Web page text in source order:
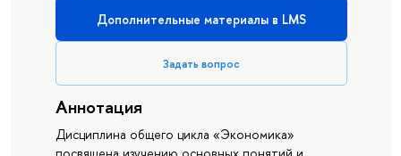
Дополнительные материалы в LMS
Задать вопрос
Аннотация
Дисциплина общего цикла «Экономика»